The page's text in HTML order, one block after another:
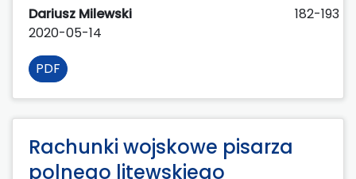
Dariusz Milewski
182-193
2020-05-14
PDF
Rachunki wojskowe pisarza
polnego litewskiego